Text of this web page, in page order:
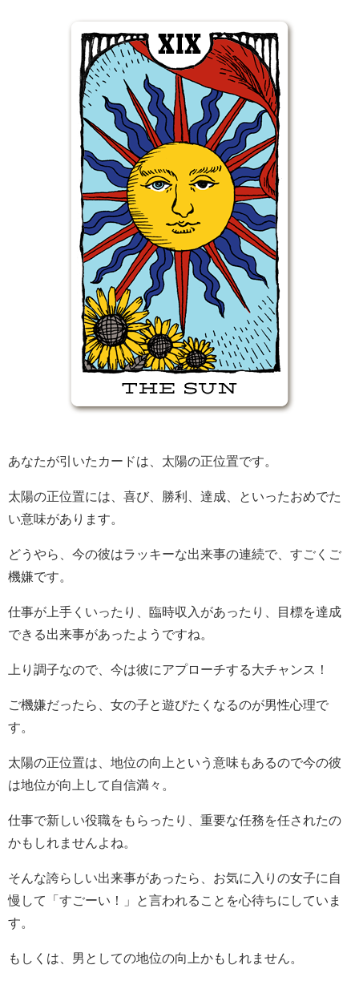
あなたが引いたカードは、太陽の正位置です。
太陽の正位置には、喜び、勝利、達成、といったおめでた
い意味があります。
どうやら、今の彼はラッキーな出来事の連続で、すごくご
機嫌です。
仕事が上手くいったり、臨時収入があったり、目標を達成
できる出来事があったようですね。
上り調子なので、今は彼にアプローチする大チャンス！
ご機嫌だったら、女の子と遊びたくなるのが男性心理で
す。
太陽の正位置は、地位の向上という意味もあるので今の彼
は地位が向上して自信満々。
仕事で新しい役職をもらったり、重要な任務を任されたの
かもしれませんよね。
そんな誇らしい出来事があったら、お気に入りの女子に自
慢して「すごーい！」と言われることを心待ちにしていま
す。
もしくは、男としての地位の向上かもしれません。